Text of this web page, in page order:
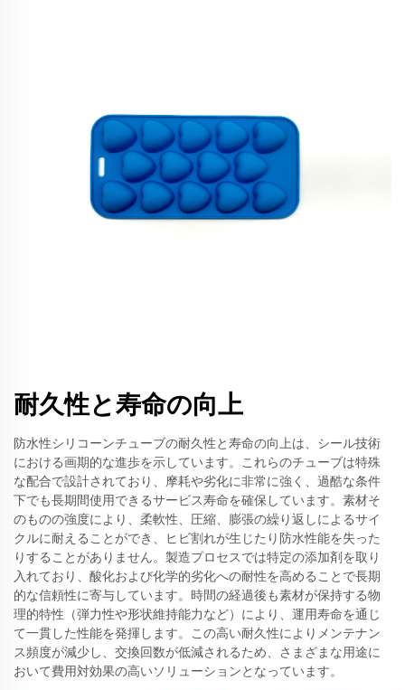
耐久性と寿命の向上
防水性シリコーンチューブの耐久性と寿命の向上は、シール技術
における画期的な進歩を示しています。これらのチューブは特殊
な配合で設計されており、摩耗や劣化に非常に強く、過酷な条件
下でも長期間使用できるサービス寿命を確保しています。素材そ
のものの強度により、柔軟性、圧縮、膨張の繰り返しによるサイ
クルに耐えることができ、ヒビ割れが生じたり防水性能を失った
りすることがありません。製造プロセスでは特定の添加剤を取り
入れており、酸化および化学的劣化への耐性を高めることで長期
的な信頼性に寄与しています。時間の経過後も素材が保持する物
理的特性（弾力性や形状維持能力など）により、運用寿命を通じ
て一貫した性能を発揮します。この高い耐久性によりメンテナン
ス頻度が減少し、交換回数が低減されるため、さまざまな用途に
おいて費用対効果の高いソリューションとなっています。